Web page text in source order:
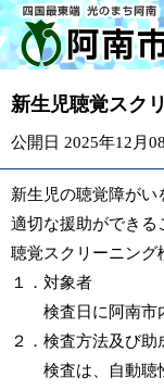
新生児聴覚スク
公開日 2025年12月
新生児の聴覚障が
適切な援助ができる
聴覚スクリーニング
１．対象者
検査日に阿南市内
２．検査方法及び助
検査は、自動聴性